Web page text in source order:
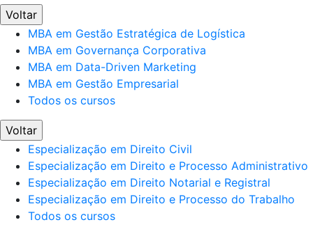
Voltar
MBA em Gestão Estratégica de Logística
MBA em Governança Corporativa
MBA em Data-Driven Marketing
MBA em Gestão Empresarial
Todos os cursos
Voltar
Especialização em Direito Civil
Especialização em Direito e Processo Administrativo
Especialização em Direito Notarial e Registral
Especialização em Direito e Processo do Trabalho
Todos os cursos